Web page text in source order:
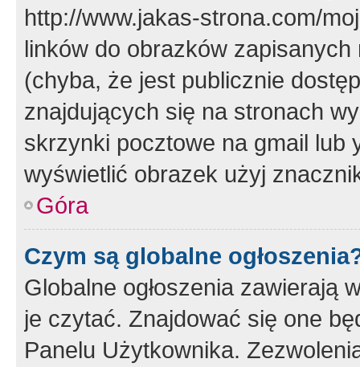
http://www.jakas-strona.com/
linków do obrazków
(chyba, że jest publicznie
znajdujących się na stronach
skrzynki pocztowe na gmail lub
wyświetlić obrazek użyj
Góra
Czym są globalne
Globalne ogłoszenia zawierają
je czytać. Znajdować się one
Panelu Użytkownika.